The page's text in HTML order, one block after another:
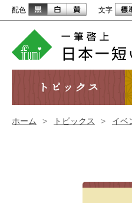
配色 文字
ホーム > トピックス > イベ